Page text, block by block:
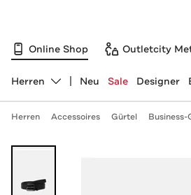
Online Shop Outletcity
Abteilung ändern, ausgewählt:
Herren Neu Sale Designer
Herren Accessoires Gürtel Business-